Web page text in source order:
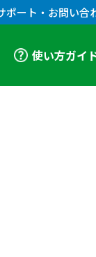
ポート・お問い合
使い方ガイ